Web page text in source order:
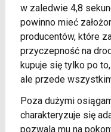
w zaledwie 4,8
powinno mieć
producentów, które
przyczepność na
kupuje się tylko po
ale przede
Poza dużymi
charakteryzuje się
pozwala mu na